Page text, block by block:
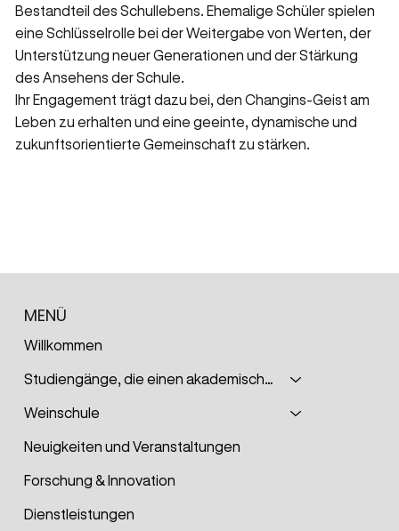
Bestandteil des Schullebens. Ehemalige Schüler spielen
eine Schlüsselrolle bei der Weitergabe von Werten, der
Unterstützung neuer Generationen und der Stärkung
des Ansehens der Schule.
Ihr Engagement trägt dazu bei, den Changins-Geist am
Leben zu erhalten und eine geeinte, dynamische und
zukunftsorientierte Gemeinschaft zu stärken.
MENÜ
Willkommen
Studiengänge, die einen akademischen Grad verleihen
Weinschule
Neuigkeiten und Veranstaltungen
Forschung & Innovation
Dienstleistungen